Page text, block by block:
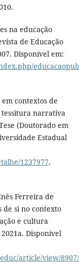
na educação
de Educação
Disponível em:
em contextos de
tessitura narrativa
(Doutorado em
Estadual
1237977.
Ferreira de
de si no contexto
e cultura
Disponível
article/view/